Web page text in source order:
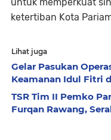
ketertiban Kota
Lihat juga
Gelar Pasukan
Keamanan Idul Fitri
TSR Tim II Pemko
Furqan Rawang,